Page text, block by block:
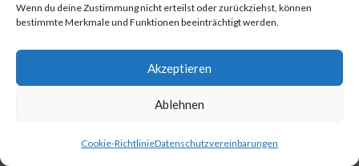
Wenn du deine Zustimmung nicht erteilst oder zurückziehst, können
bestimmte Merkmale und Funktionen beeinträchtigt werden.
Akzeptieren
Ablehnen
Cookie-RichtlinieDatenschutzvereinbarungen
kennen“, wo es gilt, Gottes Wort zu schirmen und sein
Es fehlt der Moses, dem es nicht genügte, sein Volk
zeitlich zu retten und von Gottes Engel geleitet, sicher
sich und sein Volk für verloren achtete, so „Gott